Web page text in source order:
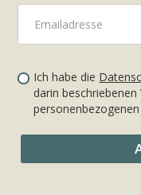
Ich habe die
darin